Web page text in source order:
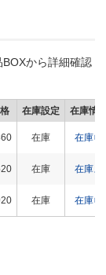
から詳細確認
在庫設定 在庫情
在庫 在庫〇
在庫 在庫△
在庫 在庫〇